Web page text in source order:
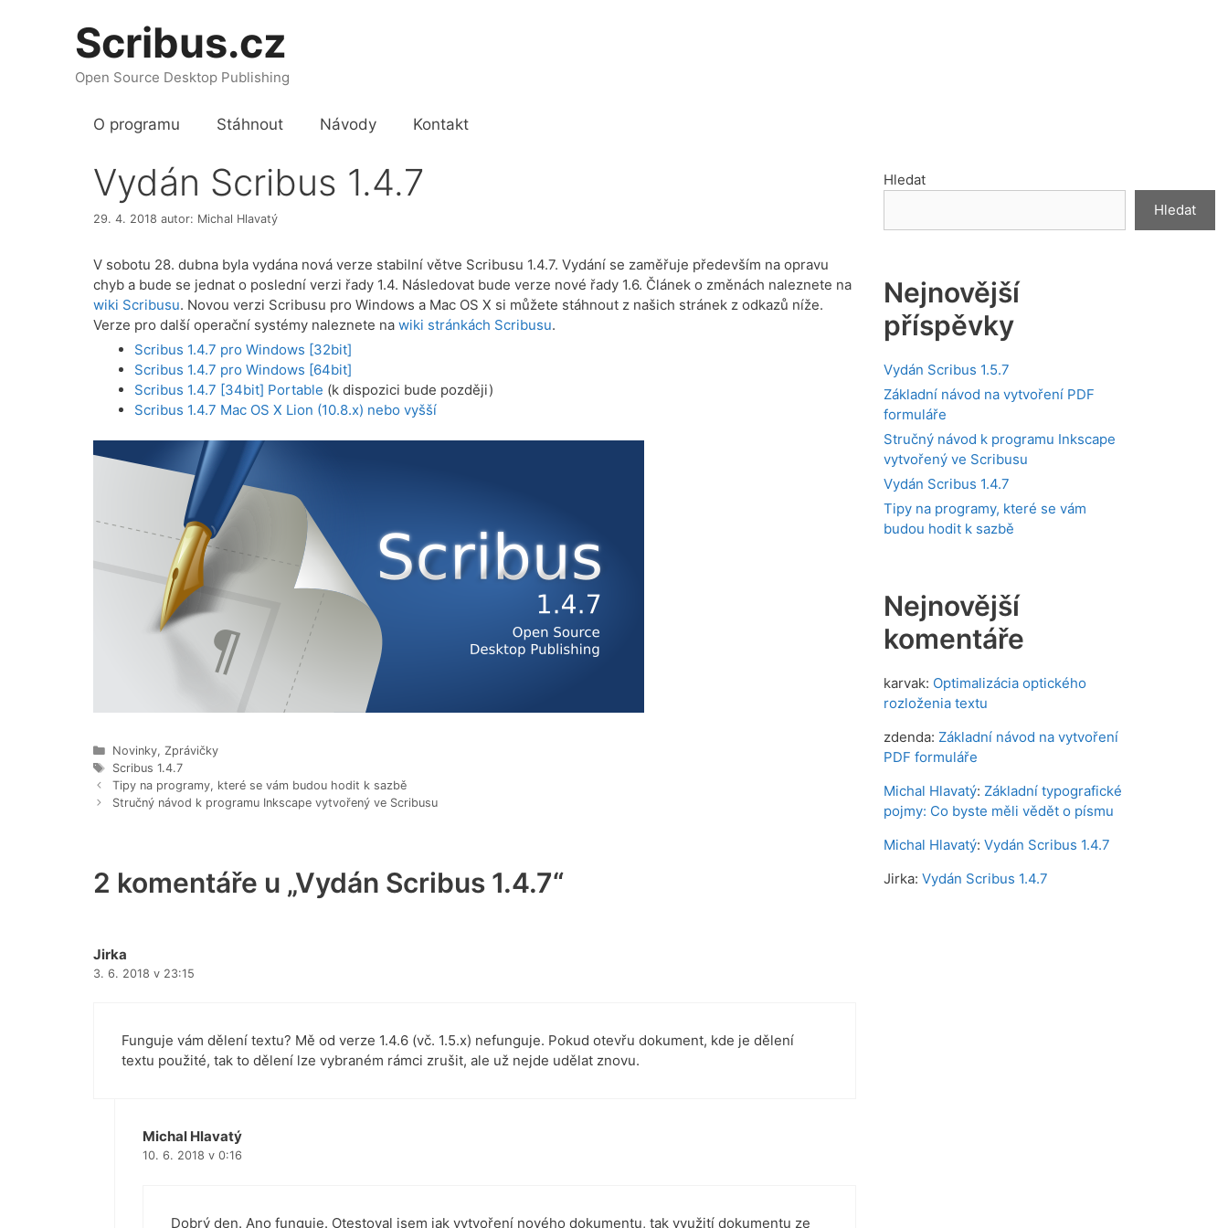
Scribus.cz
Open Source Desktop Publishing
O programu Stáhnout Návody Kontakt
Vydán Scribus 1.4.7
29. 4. 2018 autor: Michal Hlavatý
V sobotu 28. dubna byla vydána nová verze stabilní větve Scribusu 1.4.7. Vydání se zaměřuje především na opravu
chyb a bude se jednat o poslední verzi řady 1.4. Následovat bude verze nové řady 1.6. Článek o změnách naleznete na
wiki Scribusu. Novou verzi Scribusu pro Windows a Mac OS X si můžete stáhnout z našich stránek z odkazů níže.
Verze pro další operační systémy naleznete na wiki stránkách Scribusu.
Scribus 1.4.7 pro Windows [32bit]
Scribus 1.4.7 pro Windows [64bit]
Scribus 1.4.7 [34bit] Portable (k dispozici bude později)
Scribus 1.4.7 Mac OS X Lion (10.8.x) nebo vyšší
Rubriky
Novinky, Zprávičky
Štítky
Scribus 1.4.7
Tipy na programy, které se vám budou hodit k sazbě
Stručný návod k programu Inkscape vytvořený ve Scribusu
2 komentáře u „Vydán Scribus 1.4.7“
Jirka
3. 6. 2018 v 23:15
Funguje vám dělení textu? Mě od verze 1.4.6 (vč. 1.5.x) nefunguje. Pokud otevřu dokument, kde je dělení
textu použité, tak to dělení lze vybraném rámci zrušit, ale už nejde udělat znovu.
Michal Hlavatý
10. 6. 2018 v 0:16
Dobrý den. Ano funguje. Otestoval jsem jak vytvoření nového dokumentu, tak využití dokumentu ze
Hledat
Hledat
Nejnovější
příspěvky
Vydán Scribus 1.5.7
Základní návod na vytvoření PDF
formuláře
Stručný návod k programu Inkscape
vytvořený ve Scribusu
Vydán Scribus 1.4.7
Tipy na programy, které se vám
budou hodit k sazbě
Nejnovější
komentáře
karvak: Optimalizácia optického
rozloženia textu
zdenda: Základní návod na vytvoření
PDF formuláře
Michal Hlavatý: Základní typografické
pojmy: Co byste měli vědět o písmu
Michal Hlavatý: Vydán Scribus 1.4.7
Jirka: Vydán Scribus 1.4.7